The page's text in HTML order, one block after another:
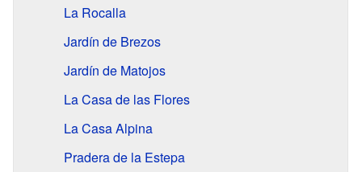
La Rocalla
Jardín de Brezos
Jardín de Matojos
La Casa de las Flores
La Casa Alpina
Pradera de la Estepa